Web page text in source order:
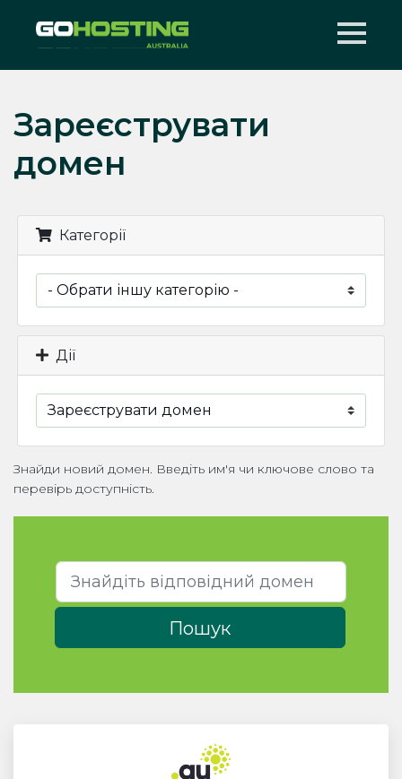
Зареєструвати
домен
Категорії
Дії
Знайди новий домен. Введіть им'я чи ключове слово та
перевірь доступність.
Пошук